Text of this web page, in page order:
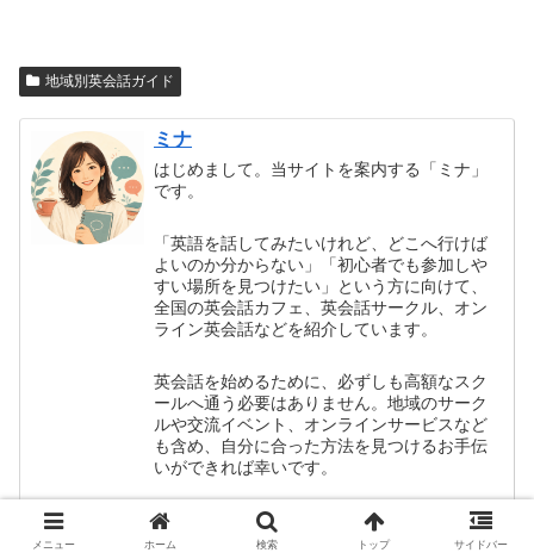
地域別英会話ガイド
ミナ
はじめまして。当サイトを案内する「ミナ」
です。
「英語を話してみたいけれど、どこへ行けば
よいのか分からない」「初心者でも参加しや
すい場所を見つけたい」という方に向けて、
全国の英会話カフェ、英会話サークル、オン
ライン英会話などを紹介しています。
英会話を始めるために、必ずしも高額なスク
ールへ通う必要はありません。地域のサーク
ルや交流イベント、オンラインサービスなど
も含め、自分に合った方法を見つけるお手伝
いができれば幸いです。
掲載内容は定期的に確認していますが、料金
や開催状況が変更される場合があります。参
メニュー ホーム 検索 トップ サイドバー